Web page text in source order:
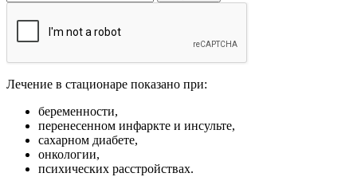
Лечение в стационаре показано при:
беременности,
перенесенном инфаркте и инсульте,
сахарном диабете,
онкологии,
психических расстройствах.